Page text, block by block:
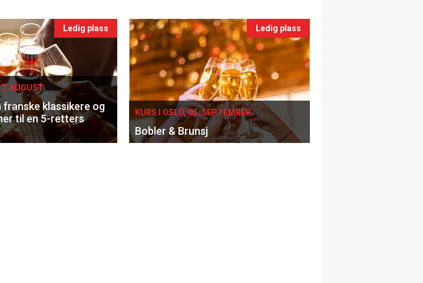
Ledig plass
AUGUST
franske klassikere og
til en 5-retters
Ledig plass
KURS I OSLO, 05. SEPTEMBER
Bobler & Brunsj